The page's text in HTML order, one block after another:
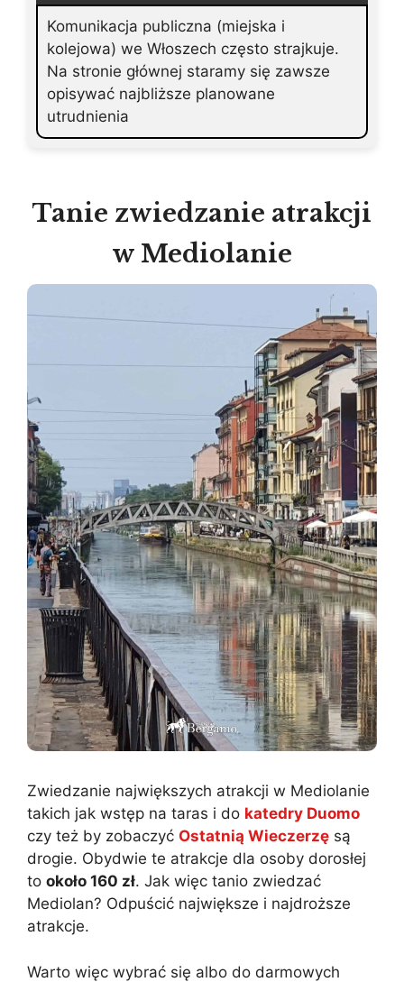
Komunikacja publiczna (miejska i
kolejowa) we Włoszech często strajkuje.
Na stronie głównej staramy się zawsze
opisywać najbliższe planowane
utrudnienia
Tanie zwiedzanie atrakcji
w Mediolanie
Zwiedzanie największych atrakcji w Mediolanie
takich jak wstęp na taras i do katedry Duomo
czy też by zobaczyć Ostatnią Wieczerzę są
drogie. Obydwie te atrakcje dla osoby dorosłej
to około 160 zł. Jak więc tanio zwiedzać
Mediolan? Odpuścić największe i najdroższe
atrakcje.
Warto więc wybrać się albo do darmowych